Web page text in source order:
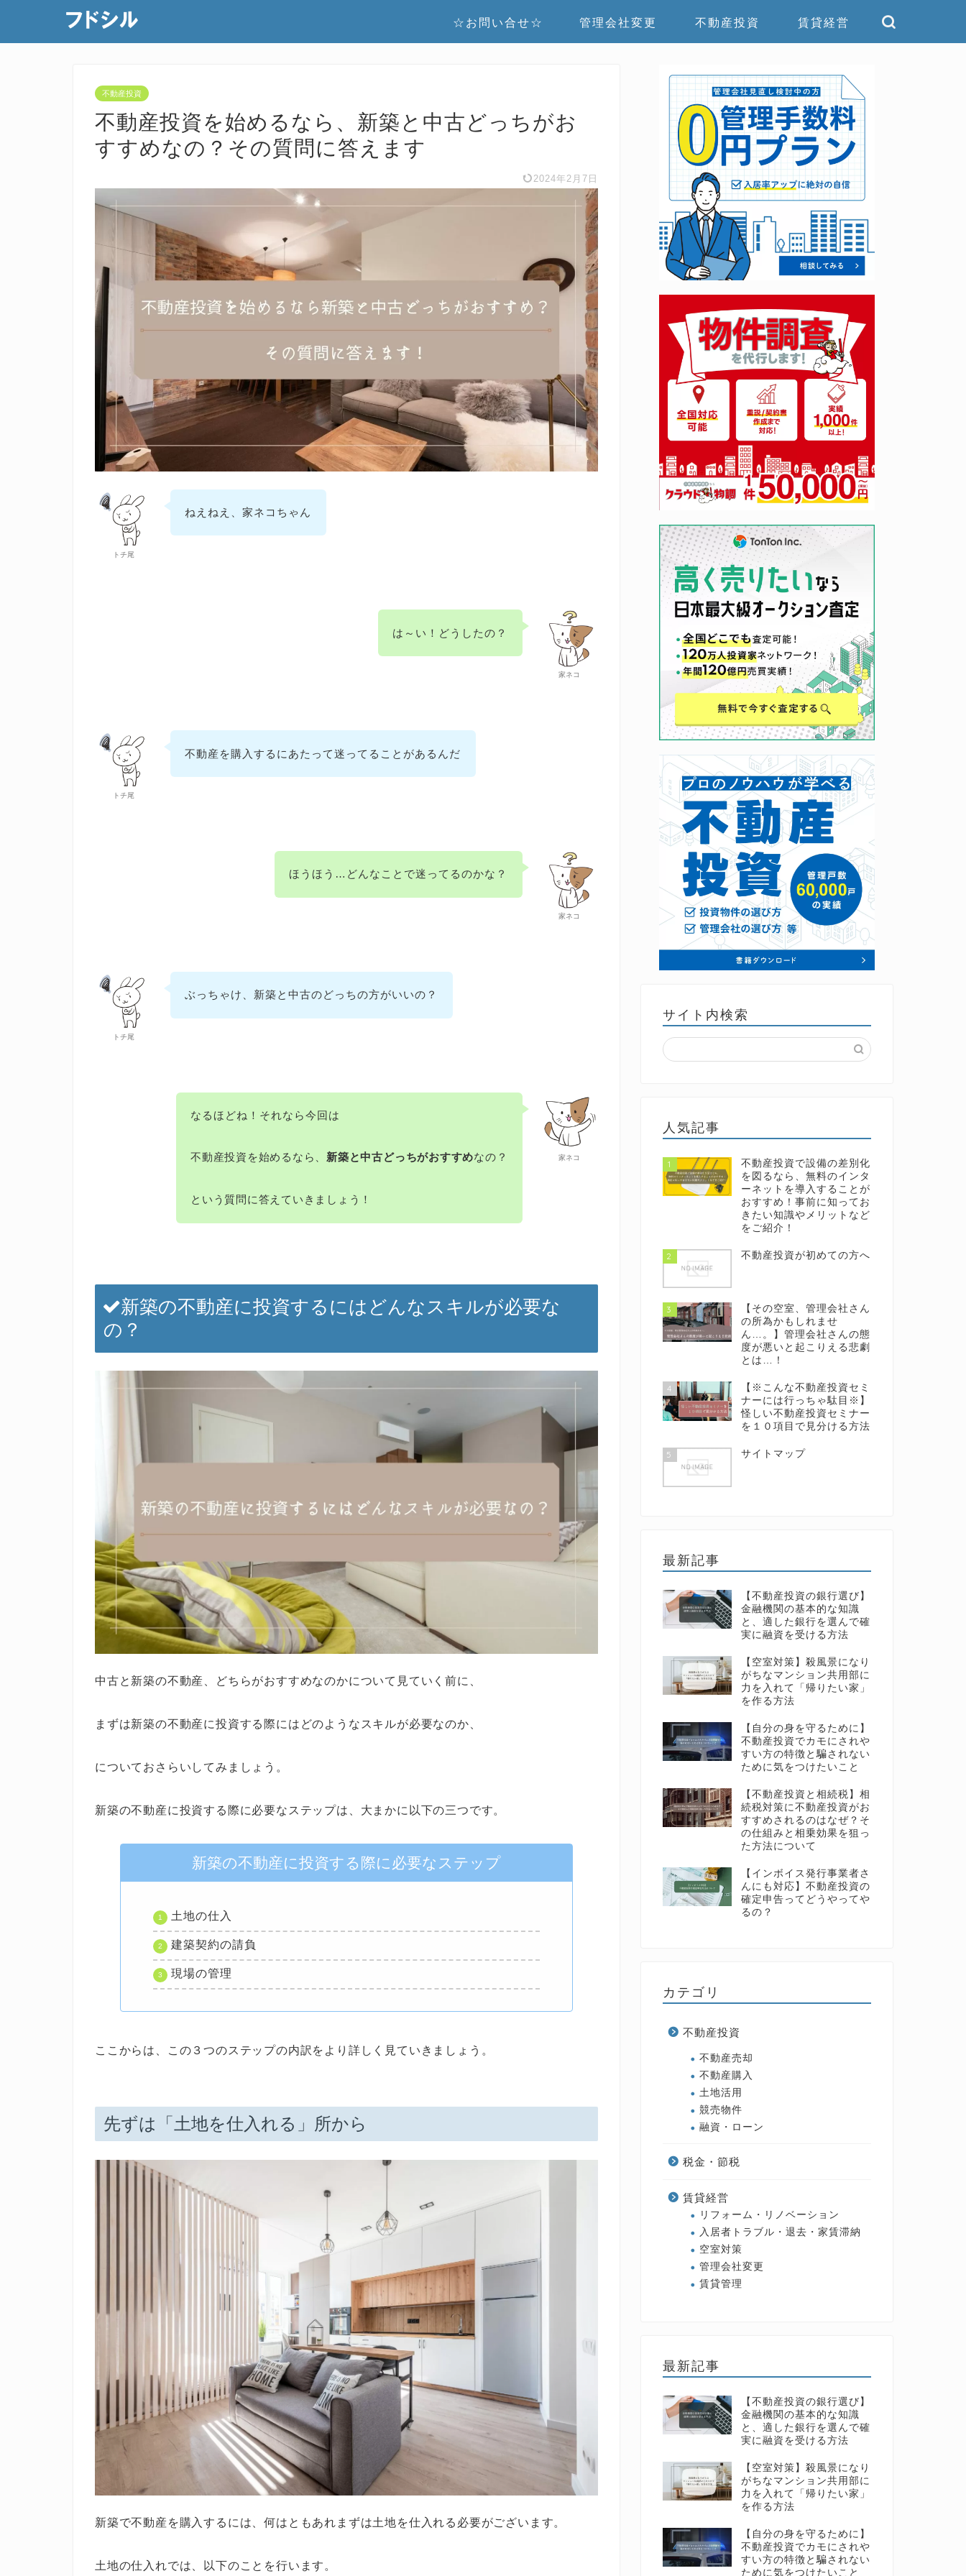
☆お問い合せ☆ 管理会社変更 不動産投資 賃貸経営
不動産投資
不動産投資を始めるなら、新築と中古どっちがお
すすめなの？その質問に答えます
2024年2月7日
トチ尾
ねえねえ、家ネコちゃん
家ネコ
は～い！どうしたの？
トチ尾
不動産を購入するにあたって迷ってることがあるんだ
家ネコ
ほうほう…どんなことで迷ってるのかな？
トチ尾
ぶっちゃけ、新築と中古のどっちの方がいいの？
家ネコ
なるほどね！それなら今回は
不動産投資を始めるなら、 新築と中古どっちがおすすめなの？
という質問に答えていきましょう！
新築の不動産に投資するにはどんなスキルが必要な
の？
中古と新築の不動産、どちらがおすすめなのかについて見ていく前に、
まずは新築の不動産に投資する際にはどのようなスキルが必要なのか、
についておさらいしてみましょう。
新築の不動産に投資する際に必要なステップは、大まかに以下の三つです。
新築の不動産に投資する際に必要なステップ
土地の仕入
建築契約の請負
現場の管理
ここからは、この３つのステップの内訳をより詳しく見ていきましょう。
先ずは「土地を仕入れる」所から
新築で不動産を購入するには、何はともあれまずは土地を仕入れる必要がございます。
土地の仕入れでは、以下のことを行います。
サイト内検索
人気記事
1
不動産投資で設備の差別化
を図るなら、無料のインタ
ーネットを導入することが
おすすめ！事前に知ってお
きたい知識やメリットなど
をご紹介！
2 不動産投資が初めての方へ
3
【その空室、管理会社さん
の所為かもしれませ
ん…。】管理会社さんの態
度が悪いと起こりえる悲劇
とは…！
4
【※こんな不動産投資セミ
ナーには行っちゃ駄目※】
怪しい不動産投資セミナー
を１０項目で見分ける方法
5 サイトマップ
最新記事
【不動産投資の銀行選び】
金融機関の基本的な知識
と、適した銀行を選んで確
実に融資を受ける方法
【空室対策】殺風景になり
がちなマンション共用部に
力を入れて「帰りたい家」
を作る方法
【自分の身を守るために】
不動産投資でカモにされや
すい方の特徴と騙されない
ために気をつけたいこと
【不動産投資と相続税】相
続税対策に不動産投資がお
すすめされるのはなぜ？そ
の仕組みと相乗効果を狙っ
た方法について
【インボイス発行事業者さ
んにも対応】不動産投資の
確定申告ってどうやってや
るの？
カテゴリ
不動産投資
不動産売却
不動産購入
土地活用
競売物件
融資・ローン
税金・節税
賃貸経営
リフォーム・リノベーション
入居者トラブル・退去・家賃滞納
空室対策
管理会社変更
賃貸管理
最新記事
【不動産投資の銀行選び】
金融機関の基本的な知識
と、適した銀行を選んで確
実に融資を受ける方法
【空室対策】殺風景になり
がちなマンション共用部に
力を入れて「帰りたい家」
を作る方法
【自分の身を守るために】
不動産投資でカモにされや
すい方の特徴と騙されない
ために気をつけたいこと